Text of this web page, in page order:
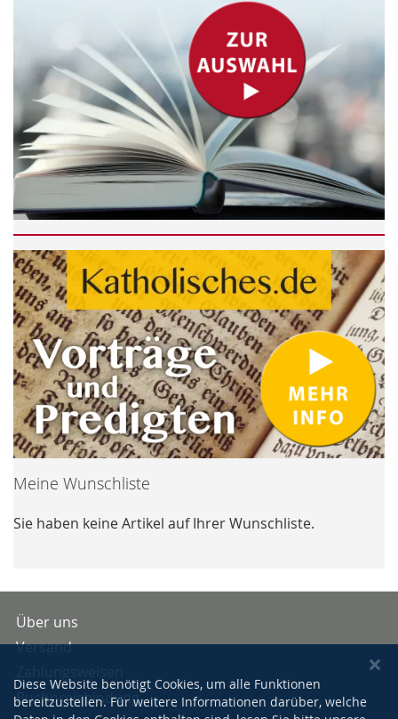
Meine Wunschliste
Sie haben keine Artikel auf Ihrer Wunschliste.
Über uns
Versand
Buchpreisbindung
Diese Website benötigt Cookies, um alle Funktionen
bereitzustellen. Für weitere Informationen darüber, welche